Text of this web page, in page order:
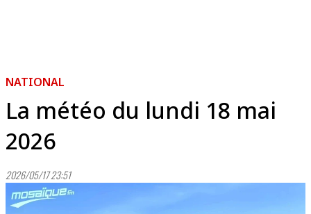
NATIONAL
La météo du lundi 18 mai
2026
2026/05/17 23:51